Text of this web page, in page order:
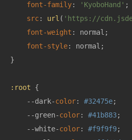
font-family: 'KyoboHand' ;
src: url ( 'https://
font-weight : normal;
font-style: normal;
}
:root {
    --dark-
color: #32475e;
    --green-
color: #41b883;
    --white-
color: #f9f9f9;